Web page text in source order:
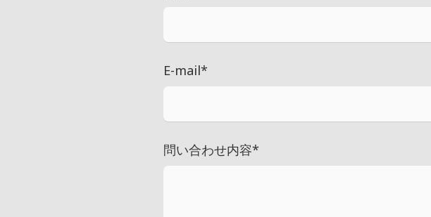
E-mail*
問い合わせ内容*